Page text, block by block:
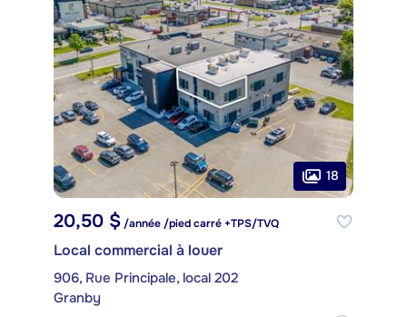
18
20,50 $/année /pied carré +TPS/TVQ
Local commercial à louer
906, Rue Principale, local 202
Granby